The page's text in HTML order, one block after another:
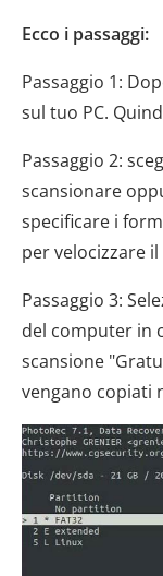
Ecco i passaggi:
Passaggio 1:
sul tuo PC.
Passaggio 2:
scansionare
specificare i
per velocizzare
Passaggio 3:
del computer in
scansione
vengano copiati